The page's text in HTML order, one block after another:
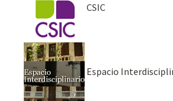
CSIC
Espacio